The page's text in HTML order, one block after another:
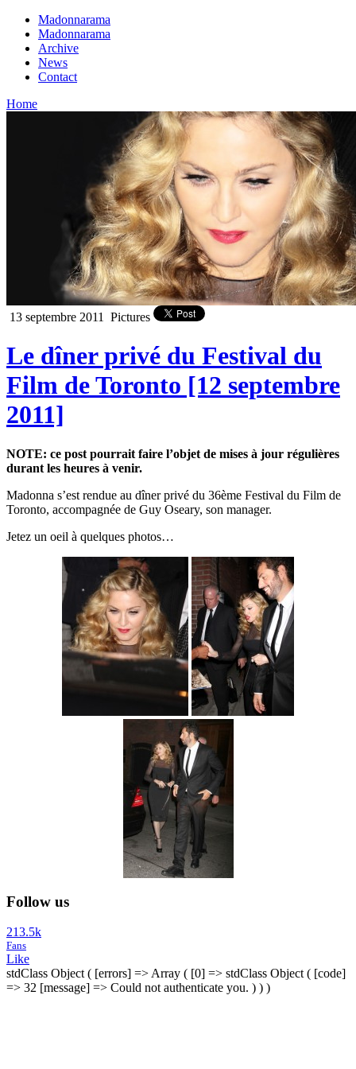
Madonnarama
Madonnarama
Archive
News
Contact
Home
13 septembre 2011 Pictures
Le dîner privé du Festival du
Film de Toronto [12 septembre
2011]
NOTE: ce post pourrait faire l’objet de mises à jour régulières
durant les heures à venir.
Madonna s’est rendue au dîner privé du 36ème Festival du Film de
Toronto, accompagnée de Guy Oseary, son manager.
Jetez un oeil à quelques photos…
Follow us
213.5k
Fans
Like
stdClass Object ( [errors] => Array ( [0] => stdClass Object ( [code]
=> 32 [message] => Could not authenticate you. ) ) )